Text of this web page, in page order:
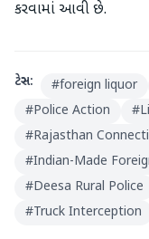
કરવામાં આવી છે.
ટેગ્સ: #foreign liquor
#Police Action #
#Rajasthan
#Indian-Made
#Deesa Rural Police
#Truck Interception